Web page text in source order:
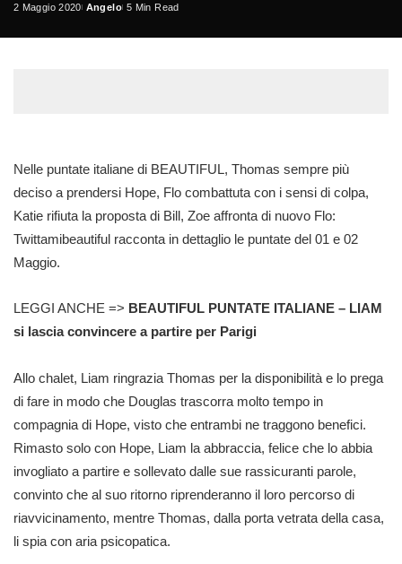
2 Maggio 2020
Posted
Angelo 5 Min Read
Nelle puntate italiane di BEAUTIFUL, Thomas sempre più
deciso a prendersi Hope, Flo combattuta con i sensi di colpa,
Katie rifiuta la proposta di Bill, Zoe affronta di nuovo Flo:
Twittamibeautiful racconta in dettaglio le puntate del 01 e 02
Maggio.
LEGGI ANCHE => BEAUTIFUL PUNTATE ITALIANE – LIAM
si lascia convincere a partire per Parigi
Allo chalet, Liam ringrazia Thomas per la disponibilità e lo prega
di fare in modo che Douglas trascorra molto tempo in
compagnia di Hope, visto che entrambi ne traggono benefici.
Rimasto solo con Hope, Liam la abbraccia, felice che lo abbia
invogliato a partire e sollevato dalle sue rassicuranti parole,
convinto che al suo ritorno riprenderanno il loro percorso di
riavvicinamento, mentre Thomas, dalla porta vetrata della casa,
li spia con aria psicopatica.